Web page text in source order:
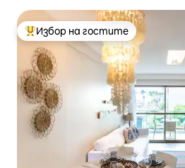
Най-популярен избор на гостите
Избор на гостите